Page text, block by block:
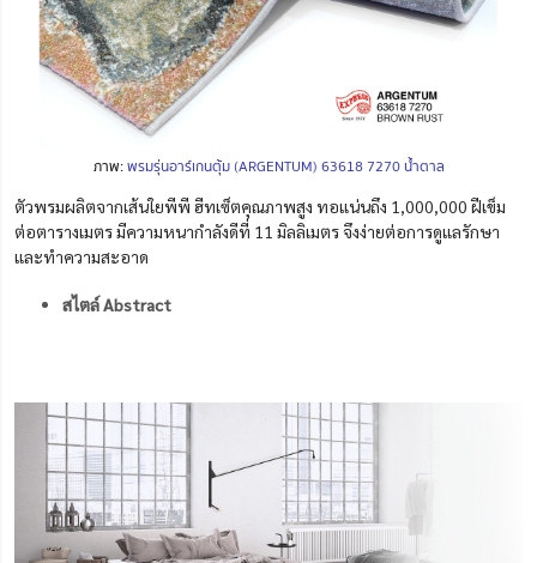
ภาพ:พรมรุ่นอาร์เกนตุ้ม (ARGENTUM) 63618 7270 น้ำตาล
ตัวพรมผลิตจากเส้นใยพีพี ฮีทเซ็ตคุณภาพสูง ทอแน่นถึง 1,000,000 ฝีเข็ม
ต่อตารางเมตร มีความหนากำลังดีที่ 11 มิลลิเมตร จึงง่ายต่อการดูแลรักษา
และทำความสะอาด
สไตล์ Abstract